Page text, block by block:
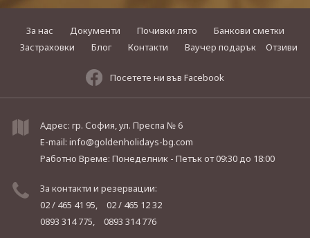
За нас Документи Почивки лято
Банкови сметки
Застраховки
Блог Контакти Ваучер подарък Отзиви
Посетете ни във Facebook
Адрес: гр. София, ул. Преспа № 6
E-mail: info@goldenholidays-bg.com
Работно Време: Понеделник - Петъкот 09:30 до 18:00
За контакти и резервации:
02 / 465 41 95,
02 / 465 12 32
0893 314 775,
0893 314 776